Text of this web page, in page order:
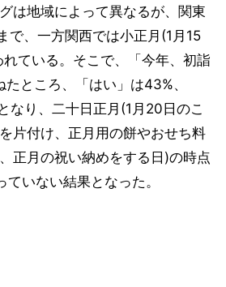
は地域によって異なるが、関東
で、一方関西では小正月(1月15
ている。そこで、「今年、初詣
ところ、「はい」は43%、
なり、二十日正月(1月20日のこ
片付け、正月用の餅やおせち料
正月の祝い納めをする日)の時点
いない結果となった。